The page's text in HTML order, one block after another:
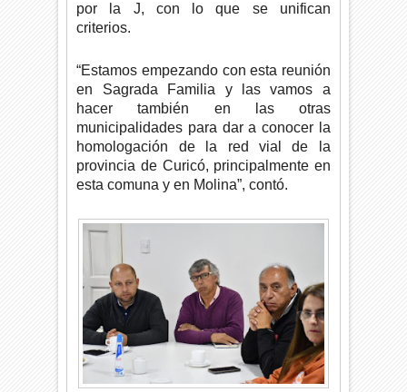
por la J, con lo que se unifican
criterios.
“Estamos empezando con esta reunión
en Sagrada Familia y las vamos a
hacer también en las otras
municipalidades para dar a conocer la
homologación de la red vial de la
provincia de Curicó, principalmente en
esta comuna y en Molina”, contó.